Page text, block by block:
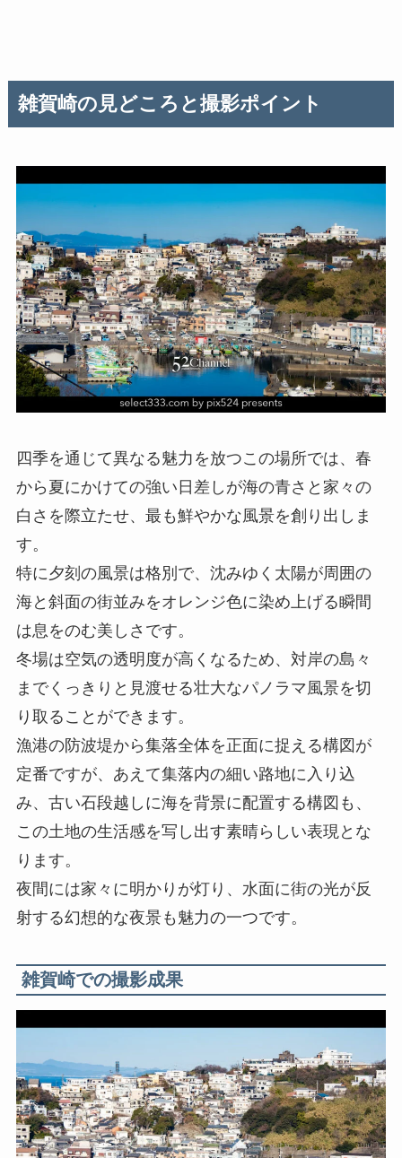
雑賀崎の見どころと撮影ポイント
四季を通じて異なる魅力を放つこの場所では、春
から夏にかけての強い日差しが海の青さと家々の
白さを際立たせ、最も鮮やかな風景を創り出しま
す。
特に夕刻の風景は格別で、沈みゆく太陽が周囲の
海と斜面の街並みをオレンジ色に染め上げる瞬間
は息をのむ美しさです。
冬場は空気の透明度が高くなるため、対岸の島々
までくっきりと見渡せる壮大なパノラマ風景を切
り取ることができます。
漁港の防波堤から集落全体を正面に捉える構図が
定番ですが、あえて集落内の細い路地に入り込
み、古い石段越しに海を背景に配置する構図も、
この土地の生活感を写し出す素晴らしい表現とな
ります。
夜間には家々に明かりが灯り、水面に街の光が反
射する幻想的な夜景も魅力の一つです。
雑賀崎での撮影成果